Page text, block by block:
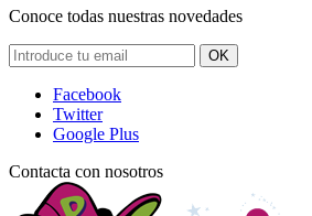
Conoce todas nuestras novedades
OK
Facebook
Twitter
Google Plus
Contacta con nosotros